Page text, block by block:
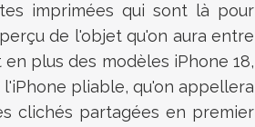
imprimées qui sont là pour
de l'objet qu'on aura entre
en plus des modèles iPhone 18,
pliable, qu'on appellera
clichés partagées en premier